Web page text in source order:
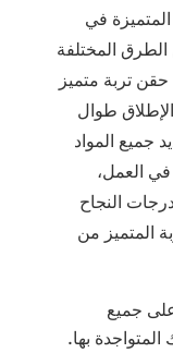
المتميزة في
الطرق المختلفة
تربة متميز
طوال
جميع المواد
في العمل،
النجاح
المتميز من
جميع
بها.